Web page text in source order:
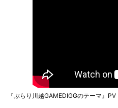
『ぶらり川越GAMEDIGGのテーマ』PV